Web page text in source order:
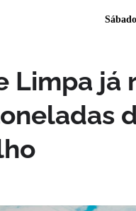
Limpa já